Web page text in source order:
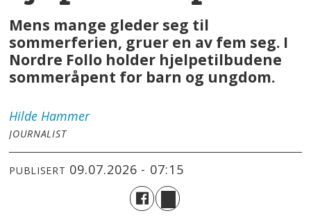
Mens mange gleder seg til
sommerferien, gruer en av fem seg. I
Nordre Follo holder hjelpetilbudene
sommeråpent for barn og ungdom.
Hilde Hammer
JOURNALIST
PUBLISERT 09.07.2026 - 07:15